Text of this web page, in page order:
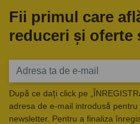
Fii primul care
reduceri și oferte
După ce dați click pe
adresa de e-mail introdusă
newsletter. Pentru a finaliza